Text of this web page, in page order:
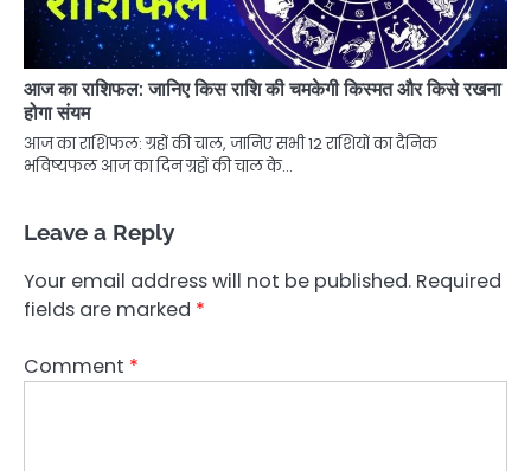
आज का राशिफल: जानिए किस राशि की चमकेगी किस्मत और किसे रखना
होगा संयम
आज का राशिफल: ग्रहों की चाल, जानिए सभी 12 राशियों का दैनिक
भविष्यफल आज का दिन ग्रहों की चाल के…
Leave a Reply
Your email address will not be published. Required
fields are marked *
Comment *